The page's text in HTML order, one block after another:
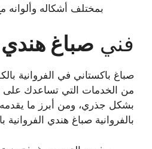
بمختلف أشكاله وألوانه
فني صباغ هندي
صباغ باكستاني في الفروانية
من الخدمات التي تساعدك على
بشكل جذري، ومن أبرز ما يقدمه
بالفروانية صباغ هندي الفروانية